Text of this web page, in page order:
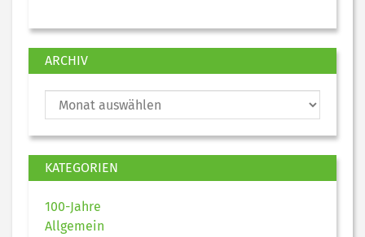
ARCHIV
KATEGORIEN
100-Jahre
Allgemein